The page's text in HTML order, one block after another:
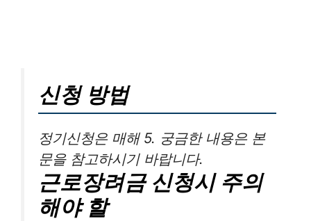
신청 방법
정기신청은 매해 5. 궁금한 내용은 본
문을 참고하시기 바랍니다.
근로장려금 신청시 주의
해야 할